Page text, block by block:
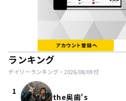
ランキング
デイリーランキング・ 2026/08/09付
1
the奥歯's